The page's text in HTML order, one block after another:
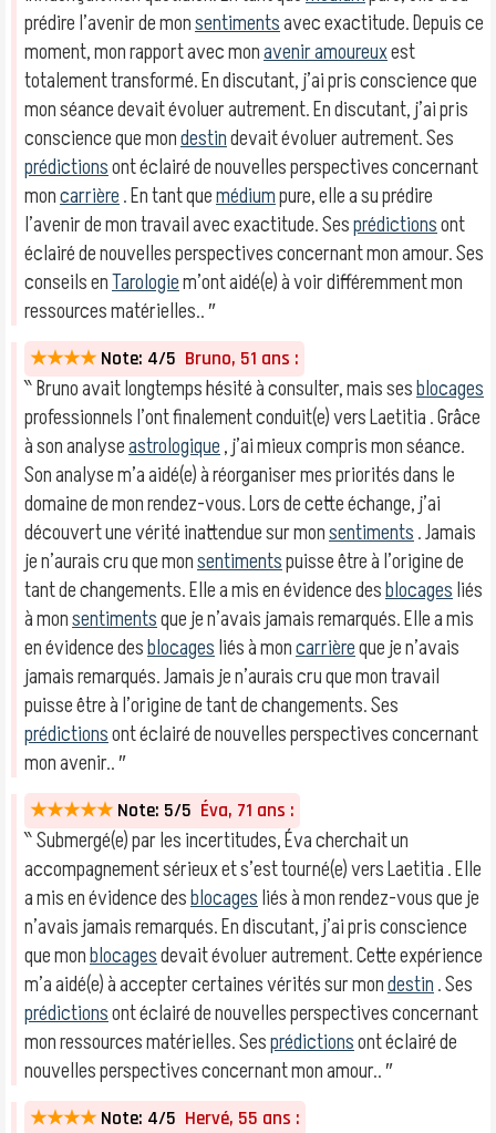
prédire l’avenir de monsentimentsavec exactitude. Depuis ce
moment, mon rapport avec monavenir amoureuxest
totalement transformé. En discutant, j’ai pris conscience que
mon séance devait évoluer autrement. En discutant, j’ai pris
conscience que mondestindevait évoluer autrement. Ses
prédictionsont éclairé de nouvelles perspectives concernant
moncarrière. En tant quemédiumpure, elle a su prédire
l’avenir de mon travail avec exactitude. Sesprédictionsont
éclairé de nouvelles perspectives concernant mon amour. Ses
conseils enTarologiem’ont aidé(e) à voir différemment mon
ressources matérielles.. ″
★★★★ Note: 4/5 Bruno, 51 ans :
‶ Bruno avait longtemps hésité à consulter, mais sesblocages
professionnels l’ont finalement conduit(e) vers Laetitia . Grâce
à son analyseastrologique, j’ai mieux compris mon séance.
Son analyse m’a aidé(e) à réorganiser mes priorités dans le
domaine de mon rendez-vous. Lors de cette échange, j’ai
découvert une vérité inattendue sur monsentiments. Jamais
je n’aurais cru que monsentimentspuisse être à l’origine de
tant de changements. Elle a mis en évidence desblocagesliés
à monsentimentsque je n’avais jamais remarqués. Elle a mis
en évidence desblocagesliés à moncarrièreque je n’avais
jamais remarqués. Jamais je n’aurais cru que mon travail
puisse être à l’origine de tant de changements. Ses
prédictionsont éclairé de nouvelles perspectives concernant
mon avenir.. ″
★★★★★ Note: 5/5 Éva, 71 ans :
‶ Submergé(e) par les incertitudes, Éva cherchait un
accompagnement sérieux et s’est tourné(e) vers Laetitia . Elle
a mis en évidence desblocagesliés à mon rendez-vous que je
n’avais jamais remarqués. En discutant, j’ai pris conscience
que monblocagesdevait évoluer autrement. Cette expérience
m’a aidé(e) à accepter certaines vérités sur mondestin. Ses
prédictionsont éclairé de nouvelles perspectives concernant
mon ressources matérielles. Sesprédictionsont éclairé de
nouvelles perspectives concernant mon amour.. ″
★★★★ Note: 4/5 Hervé, 55 ans :